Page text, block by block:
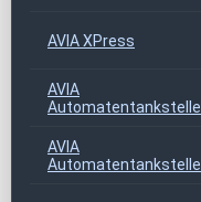
AVIA XPress
AVIA
Automatentankstelle
AVIA
Automatentankstelle